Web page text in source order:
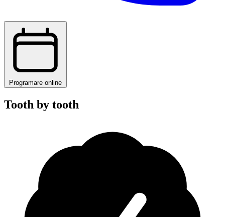
Programare online
Tooth by tooth